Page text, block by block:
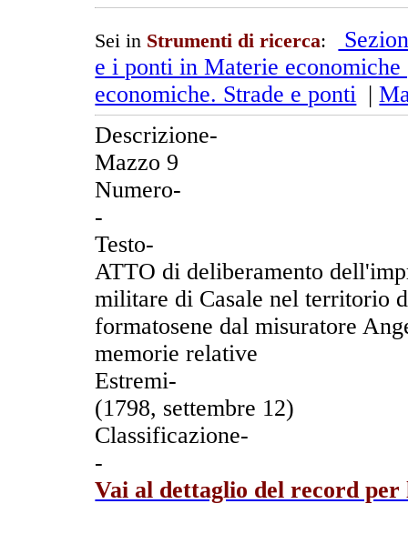
Sei in Strumenti di ricerca:
e i ponti in Materie
economiche. Strade e ponti |
Descrizione-
Mazzo 9
Numero-
-
Testo-
ATTO di deliberamento
militare di Casale nel territorio
formatosene dal misuratore
memorie relative
Estremi-
(1798, settembre 12)
Classificazione-
-
Vai al dettaglio del record per